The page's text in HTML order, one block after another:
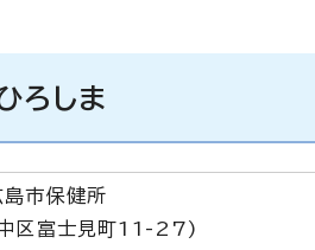
ろしま
島市保健所
区富士見町11-27)